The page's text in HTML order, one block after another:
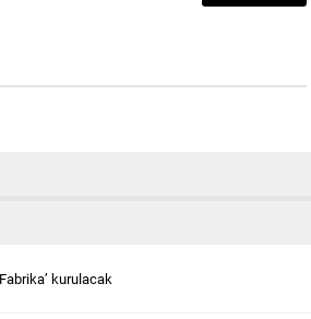
kurulacak